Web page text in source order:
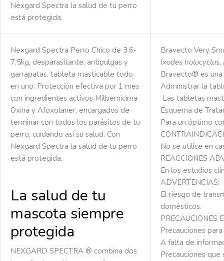
Nexgard Spectra la salud de tu perro
está protegida.
Nexgard Spectra Perro Chico de 3.6-
7.5kg, desparasitante, antipulgas y
garrapatas, tableta masticable todo
en uno. Protección efectiva por 1 mes
con ingredientes activos Milbemicima
Oxina y Afoxolaner, encargados de
terminar con todos los parásitos de tu
perro, cuidando así su salud. Con
Nexgard Spectra la salud de tu perro
está protegida.
La salud de tu
mascota siempre
protegida
NEXGARD SPECTRA ® combina dos
Bravecto Very
Ixodes holocyclus,
Bravecto® es
Administrar la
Las tabletas
Esquema de
Para un óptimo
No se utilice en
REACCIONES
En los estudios
ADVERTENCIAS:
El riesgo de
domésticos.
PRECAUCIONES
Precauciones para
A falta de
Precauciones que